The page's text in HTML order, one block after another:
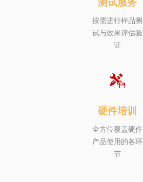
按需进行样品测
试与效果评估验
证
硬件培训
全方位覆盖硬件
产品使用的各环
节